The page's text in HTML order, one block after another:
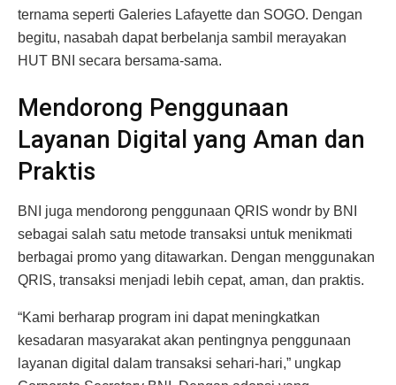
ternama seperti Galeries Lafayette dan SOGO. Dengan
begitu, nasabah dapat berbelanja sambil merayakan
HUT BNI secara bersama-sama.
Mendorong Penggunaan
Layanan Digital yang Aman dan
Praktis
BNI juga mendorong penggunaan QRIS wondr by BNI
sebagai salah satu metode transaksi untuk menikmati
berbagai promo yang ditawarkan. Dengan menggunakan
QRIS, transaksi menjadi lebih cepat, aman, dan praktis.
“Kami berharap program ini dapat meningkatkan
kesadaran masyarakat akan pentingnya penggunaan
layanan digital dalam transaksi sehari-hari,” ungkap